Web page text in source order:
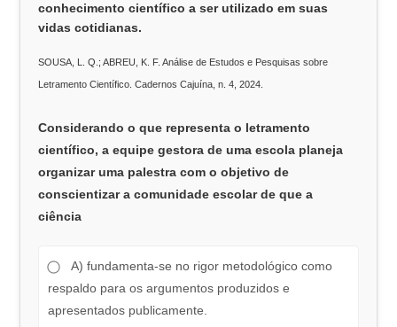
conhecimento científico a ser utilizado em suas
vidas cotidianas.
SOUSA, L. Q.; ABREU, K. F. Análise de Estudos e Pesquisas sobre
Letramento Científico. Cadernos Cajuína, n. 4, 2024.
Considerando o que representa o letramento
científico, a equipe gestora de uma escola planeja
organizar uma palestra com o objetivo de
conscientizar a comunidade escolar de que a
ciência
A) fundamenta-se no rigor metodológico como
respaldo para os argumentos produzidos e
apresentados publicamente.